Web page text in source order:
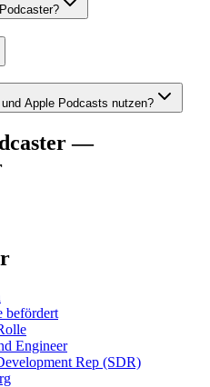
Apple Podcasts nutzen?
—
befördert
Engineer
Rep (SDR)